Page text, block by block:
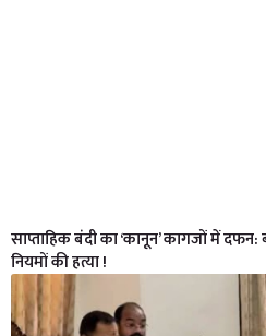
साप्ताहिक बंदी का ‘कानून’ कागजों में
नियमों की हत्या !